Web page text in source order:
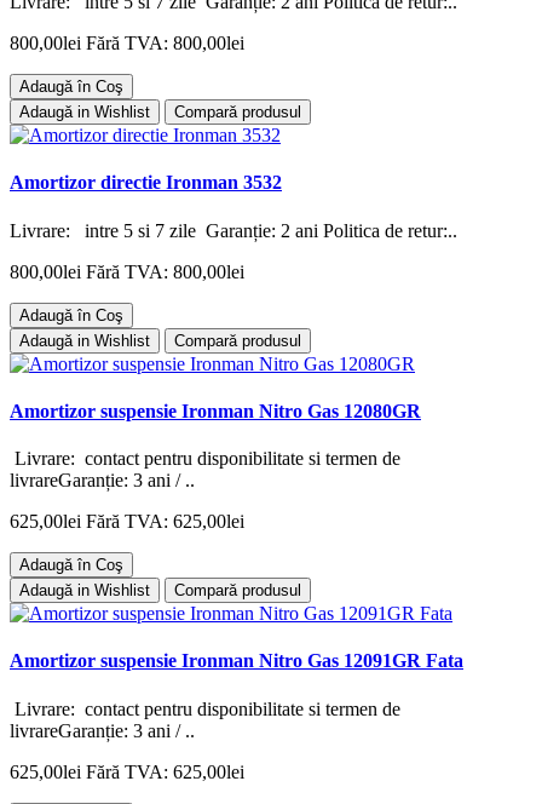
800,00lei Fără TVA: 800,00lei
Adaugă în Coş
Adaugă in Wishlist
Compară produsul
Amortizor directie Ironman 3532
Livrare: intre 5 si 7 zile Garanție: 2 ani Politica de retur:..
800,00lei Fără TVA: 800,00lei
Adaugă în Coş
Adaugă in Wishlist
Compară produsul
Amortizor suspensie Ironman Nitro Gas 12080GR
Livrare: contact pentru disponibilitate si termen de
livrareGaranție: 3 ani / ..
625,00lei Fără TVA: 625,00lei
Adaugă în Coş
Adaugă in Wishlist
Compară produsul
Amortizor suspensie Ironman Nitro Gas 12091GR Fata
Livrare: contact pentru disponibilitate si termen de
livrareGaranție: 3 ani / ..
625,00lei Fără TVA: 625,00lei